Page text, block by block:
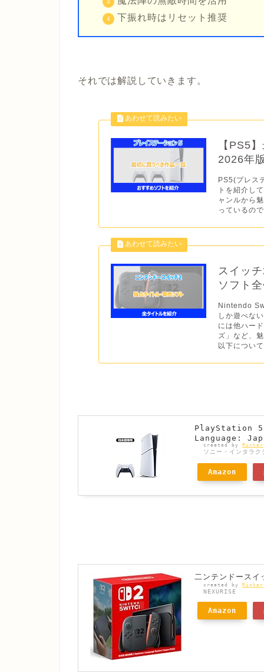
下振れ時はリセット推奨
それでは解説していきます。
【PS5
2026年
PS5(プレス
トを紹介し
ャンルから
っているの
スイッ
ソフト
Nintendo
しか遊べな
には他ハー
ズ」など、
以下につい
PlayStation 5
Language:
created by Rinker
ソニー・インタラ
Amazon
二ンテンドース
created by Rinker
NEXURISE
Amazon